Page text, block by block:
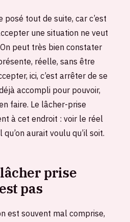
posé tout de suite, car c’est
une situation ne veut
peut très bien constater
réelle, sans être
ici, c’est arrêter de se
accompli pour pouvoir,
faire. Le lâcher-prise
à cet endroit : voir le réel
aurait voulu qu’il soit.
lâcher prise
pas
est souvent mal comprise,